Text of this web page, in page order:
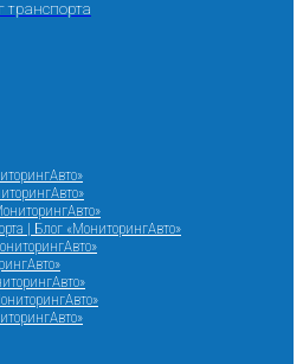
транспорта
| Блог «МониторингАвто»